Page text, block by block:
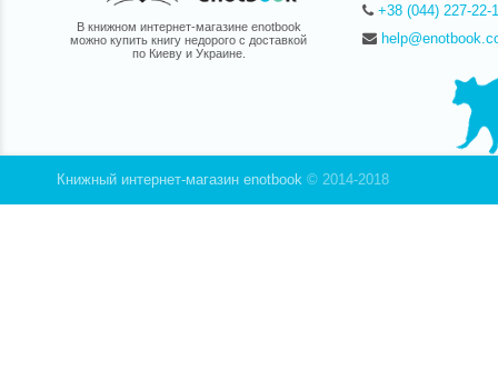
В книжном интернет-магазине enotbook
можно купить книгу недорого с доставкой
по Киеву и Украине.
+38 (044) 227-22-
Книжный интернет-магазин enotbook © 2014-2018